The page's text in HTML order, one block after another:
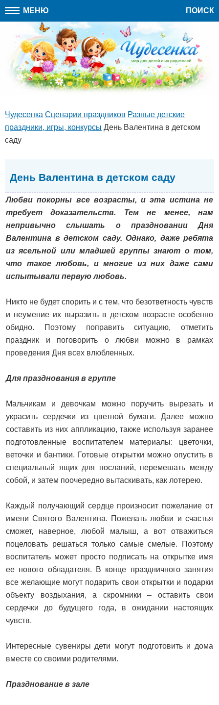
МЕНЮ ПОИСК
Чудесенка Сценарии праздников Разные детские
праздники, игры, конкурсы День Валентина в детском
саду
День Валентина в детском саду
Любви покорны все возрасты, и эта истина не
требует доказательств. Тем не менее, нам
непривычно слышать о праздновании Дня
Валентина в детском саду. Однако, даже ребята
из ясельной или младшей группы знают о том,
что такое любовь, и многие из них даже сами
испытывали первую любовь.
Никто не будет спорить и с тем, что безответность чувств
и неумение их выразить в детском возрасте особенно
обидно. Поэтому поправить ситуацию, отметить
праздник и поговорить о любви можно в рамках
проведения Дня всех влюбленных.
Для празднования в группе
Мальчикам и девочкам можно поручить вырезать и
украсить сердечки из цветной бумаги. Далее можно
составить из них аппликацию, также используя заранее
подготовленные воспитателем материалы: цветочки,
веточки и бантики. Готовые открытки можно опустить в
специальный ящик для посланий, перемешать между
собой, и затем поочередно вытаскивать, как лотерею.
Каждый получающий сердце произносит пожелание от
имени Святого Валентина. Пожелать любви и счастья
сможет, наверное, любой малыш, а вот отважиться
поцеловать решаться только самые смелые. Поэтому
воспитатель может просто подписать на открытке имя
ее нового обладателя. В конце праздничного занятия
все желающие могут подарить свои открытки и подарки
объекту воздыхания, а скромники – оставить свои
сердечки до будущего года, в ожидании настоящих
чувств.
Интересные сувениры дети могут подготовить и дома
вместе со своими родителями.
Празднование в зале